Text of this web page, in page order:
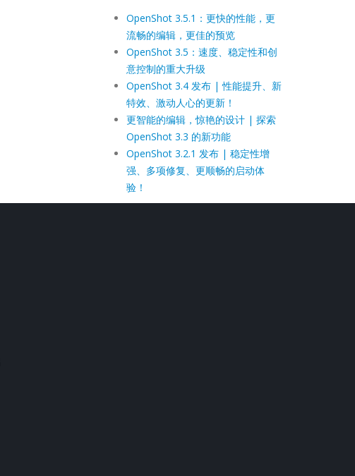
OpenShot 3.5.1：更快的性能，更
流畅的编辑，更佳的预览
OpenShot 3.5：速度、稳定性和创
意控制的重大升级
OpenShot 3.4 发布 | 性能提升、新
特效、激动人心的更新！
更智能的编辑，惊艳的设计 | 探索
OpenShot 3.3 的新功能
OpenShot 3.2.1 发布 | 稳定性增
强、多项修复、更顺畅的启动体
验！